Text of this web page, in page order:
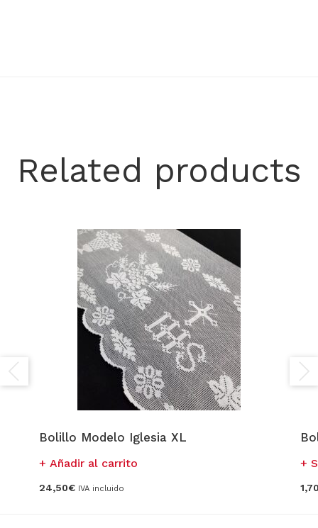
Related products
Bolillo Modelo Iglesia XL
Añadir al carrito
24,50€ IVA incluido